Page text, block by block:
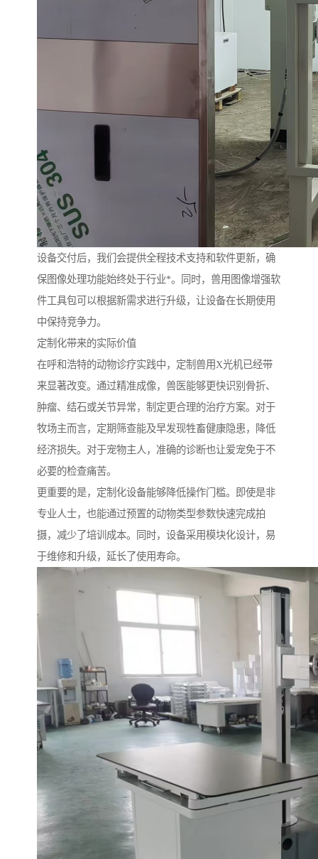
设备交付后，我们会提供全程技术支持和软件更新，确
保图像处理功能始终处于行业*。同时，兽用图像增强软
件工具包可以根据新需求进行升级，让设备在长期使用
中保持竞争力。
定制化带来的实际价值
在呼和浩特的动物诊疗实践中，定制兽用X光机已经带
来显著改变。通过精准成像，兽医能够更快识别骨折、
肿瘤、结石或关节异常，制定更合理的治疗方案。对于
牧场主而言，定期筛查能及早发现牲畜健康隐患，降低
经济损失。对于宠物主人，准确的诊断也让爱宠免于不
必要的检查痛苦。
更重要的是，定制化设备能够降低操作门槛。即使是非
专业人士，也能通过预置的动物类型参数快速完成拍
摄，减少了培训成本。同时，设备采用模块化设计，易
于维修和升级，延长了使用寿命。